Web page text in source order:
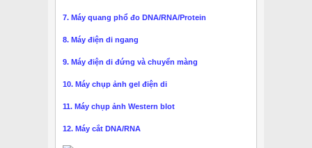
7. Máy quang phổ đo DNA/RNA/Protein
8. Máy điện di ngang
9. Máy điện di đứng và chuyển màng
10. Máy chụp ảnh gel điện di
11. Máy chụp ảnh Western blot
12. Máy cắt DNA/RNA